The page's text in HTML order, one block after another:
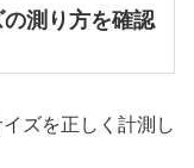
測り方を確認
ズを正しく計測し